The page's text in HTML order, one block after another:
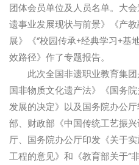
团体会员单位及人员名单。大
遗事业发展现状与前景》《产
展》《“校园传承+经典学习+基
效路径》作了专题报告。
此次全国非遗职业教育集团
国非物质文化遗产法》《国务
发展的决定》以及国务院办公
部、财政部《中国传统工艺振
厅、国务院办公厅印发《关于
工程的意见》和《教育部关于“